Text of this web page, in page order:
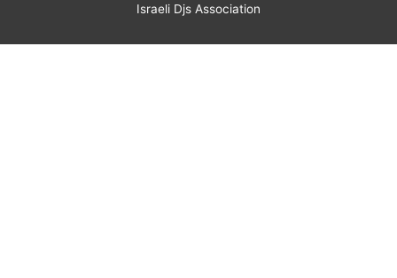
Israeli Djs Association